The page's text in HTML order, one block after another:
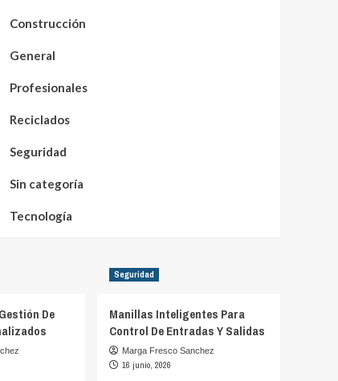
Construcción
General
Profesionales
Reciclados
Seguridad
Sin categoría
Tecnología
De
Seguridad
Manillas Inteligentes Para
Control De Entradas Y Salidas
Marga Fresco Sanchez
16 junio, 2026